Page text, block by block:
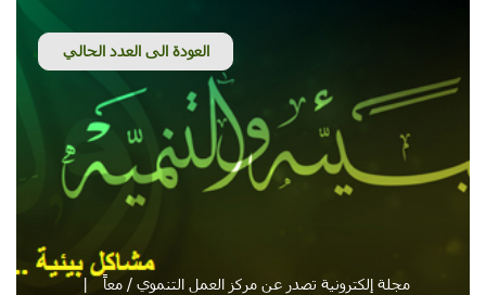
مجلة إلكترونية تصدر عن مركز العمل التنموي / معاً
|